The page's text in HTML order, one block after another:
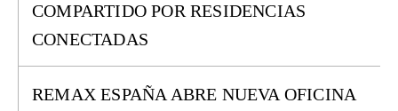
COMPARTIDO POR RESIDENCIAS
CONECTADAS
REMAX ESPAÑA ABRE NUEVA OFICINA